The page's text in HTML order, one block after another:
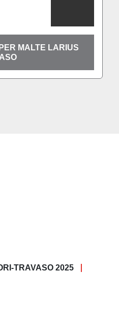
POMPA
TRAVASO 2025